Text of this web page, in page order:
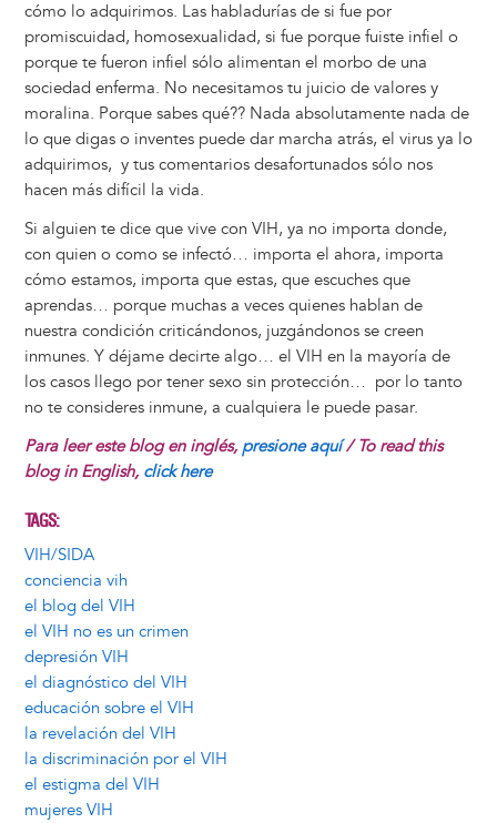
cómo lo adquirimos. Las habladurías de si fue por
promiscuidad, homosexualidad, si fue porque fuiste infiel o
porque te fueron infiel sólo alimentan el morbo de una
sociedad enferma. No necesitamos tu juicio de valores y
moralina. Porque sabes qué?? Nada absolutamente nada de
lo que digas o inventes puede dar marcha atrás, el virus ya lo
adquirimos, y tus comentarios desafortunados sólo nos
hacen más difícil la vida.
Si alguien te dice que vive con VIH, ya no importa donde,
con quien o como se infectó… importa el ahora, importa
cómo estamos, importa que estas, que escuches que
aprendas… porque muchas a veces quienes hablan de
nuestra condición criticándonos, juzgándonos se creen
inmunes. Y déjame decirte algo… el VIH en la mayoría de
los casos llego por tener sexo sin protección… por lo tanto
no te consideres inmune, a cualquiera le puede pasar.
Para leer este blog en inglés,presione aquí/ To read this
blog in English, click here
TAGS
VIH/SIDA
conciencia vih
el blog del VIH
el VIH no es un crimen
depresión VIH
el diagnóstico del VIH
educación sobre el VIH
la revelación del VIH
la discriminación por el VIH
el estigma del VIH
mujeres VIH